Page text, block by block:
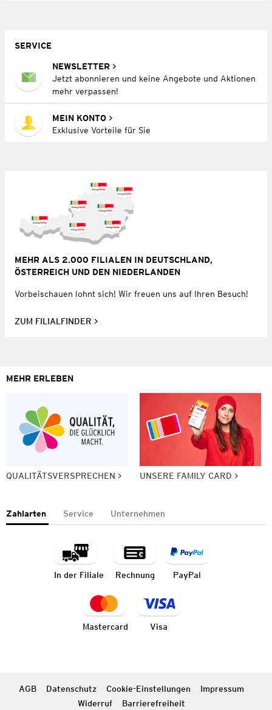
SERVICE
NEWSLETTER
Jetzt abonnieren und keine Angebote und Aktionen
mehr verpassen!
MEIN KONTO
Exklusive Vorteile für Sie
MEHR ALS 2.000 FILIALEN IN DEUTSCHLAND,
ÖSTERREICH UND DEN NIEDERLANDEN
Vorbeischauen lohnt sich! Wir freuen uns auf Ihren Besuch!
ZUM FILIALFINDER
MEHR ERLEBEN
QUALITÄTSVERSPRECHEN UNSERE FAMILY CARD
Zahlarten Service Unternehmen
In der Filiale Rechnung PayPal
Mastercard Visa
AGB Datenschutz Cookie-Einstellungen
Impressum
Widerruf
Barrierefreiheit